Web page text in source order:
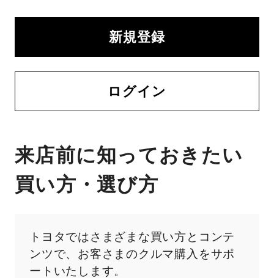
新規登録
ログイン
来店前に知っておきたい
買い方・選び方
トヨタではさまざまな買い方とコンテ
ンツで、お客さまのクルマ購入をサポ
ートいたします。